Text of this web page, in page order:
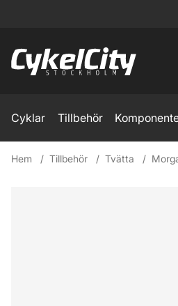
Cyklar Tillbehör
Hem Tillbehör Tvätta